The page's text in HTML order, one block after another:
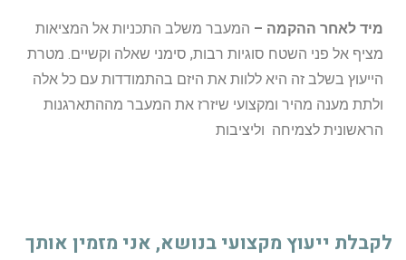
מיד לאחר ההקמה – המעבר משלב התכניות אל המציאות
מציף אל פני השטח סוגיות רבות, סימני שאלה וקשיים. מטרת
הייעוץ בשלב זה היא ללוות את היזם בהתמודדות עם כל אלה
ולתת מענה מהיר ומקצועי שיזרז את המעבר מההתארגנות
הראשונית לצמיחה וליציבות
לקבלת ייעוץ מקצועי בנושא, אני מזמין אותך